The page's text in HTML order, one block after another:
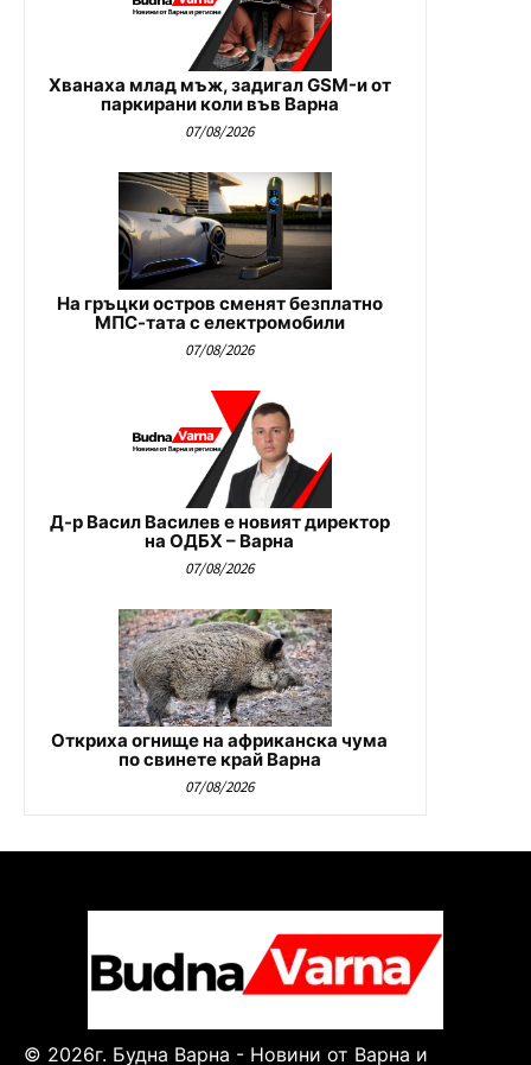
Хванаха млад мъж, задигал GSM-и от
паркирани коли във Варна
07/08/2026
На гръцки остров сменят безплатно
МПС-тата с електромобили
07/08/2026
Д-р Васил Василев е новият директор
на ОДБХ – Варна
07/08/2026
Откриха огнище на африканска чума
по свинете край Варна
07/08/2026
© 2026г. Будна Варна - Новини от Варна и